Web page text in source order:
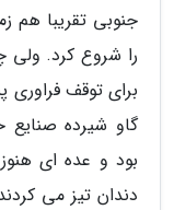
جنوبی تقریبا هم
را شروع کرد. ولی
برای توقف فراوری
گاو شیرده صنایع
بود و عده ای
دندان تیز می